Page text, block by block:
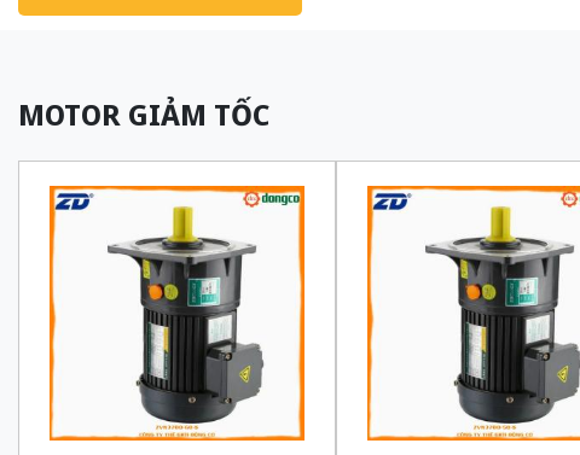
MOTOR GIẢM TỐC